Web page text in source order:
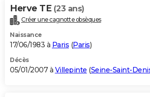
Herve TE (23 ans)
Créer une cagnotte obsèques
Naissance
17/06/1983 à Paris (Paris)
Décès
05/01/2007 à Villepinte (Seine-Saint-